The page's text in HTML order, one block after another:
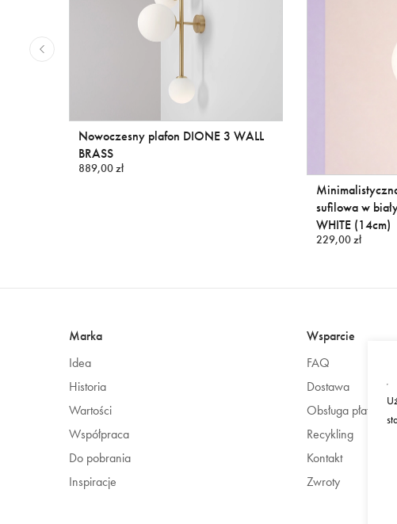
Nowoczesny plafon DIONE 3 WALL
BRASS
889,00 zł
sufilowa w
WHITE (14cm)
229,00 zł
Marka
Idea
Historia
Wartości
Współpraca
Do pobrania
Inspiracje
Wsparcie
FAQ
Dostawa
Obsługa płatności
Recykling
Kontakt
Zwroty